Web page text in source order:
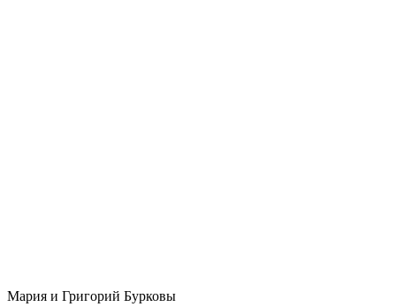
Мария и Григорий Бурковы